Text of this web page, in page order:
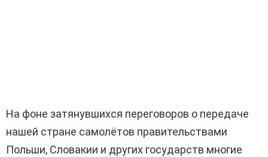
На фоне затянувшихся переговоров о передаче
нашей стране самолётов правительствами
Польши, Словакии и других государств многие